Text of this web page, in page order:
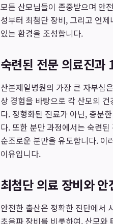
모든 산모님들이 존중받으며 안
성부터 최첨단 장비, 그리고 언
있는 환경을 조성합니다.
숙련된 전문 의료진과
산본제일병원의 가장 큰 자부심
상 경험을 바탕으로 각 산모의
다. 정형화된 진료가 아닌, 충분
다. 또한 분만 과정에서는 숙련
순조로운 분만을 유도합니다. 이
이유입니다.
최첨단 의료 장비와
안전한 출산은 정확한 진단에서
초음파 장비를 비롯하여, 산모와